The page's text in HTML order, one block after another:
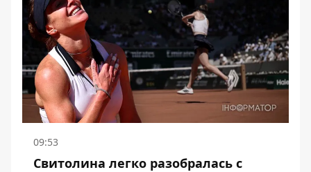
09:53
Свитолина легко разобралась с